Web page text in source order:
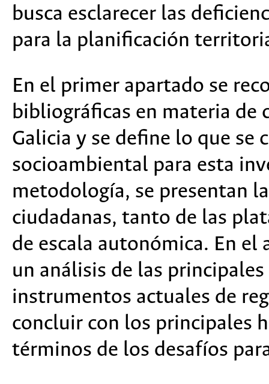
busca esclarecer las
para la planificación
En el primer apartado se
bibliográficas en materia de
Galicia y se define lo que se
socioambiental para esta
metodología, se presentan
ciudadanas, tanto de las
de escala autonómica. En
un análisis de las
instrumentos actuales de
concluir con los principales
términos de los desafíos